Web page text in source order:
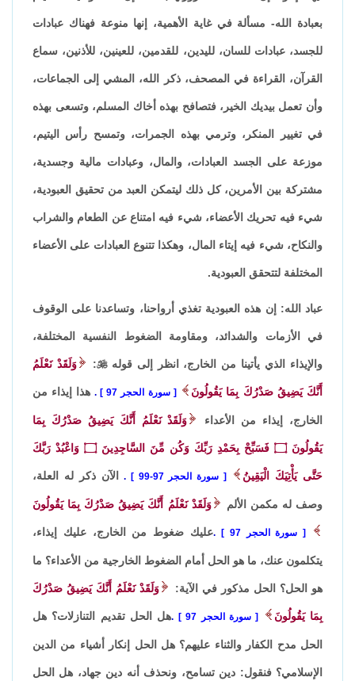
بعبادة الله- مسألة في غاية الأهمية، إنها منوعة فهناك عبادات
للجسد، عبادات للسان، لليدين، للقدمين، للعينين، للأذنين، سماع
القرآن، القراءة في المصحف، ذكر الله، المشي إلى الجماعات،
وأن تعمل بيديك الخير، فتصافح بهذه أخاك المسلم، وتسعى بهذه
في تغيير المنكر، وترمي بهذه الجمرات، وتمسح رأس اليتيم،
موزعة على الجسد العبادات، والمال، وعبادات مالية وجسدية،
مشتركة بين الأمرين، كل ذلك ليتمكن العبد من تحقيق العبودية،
شيء فيه تحريك الأعضاء، شيء فيه امتناع عن الطعام والشراب
والنكاح، شيء فيه إيتاء المال، وهكذا تتنوع العبادات على الأعضاء
المختلفة لتتحقق العبودية.
عباد الله: إن هذه العبودية تغذي أرواحنا، وتساعدنا على الوقوف
في الأزمات والشدائد، ومقاومة الضغوط النفسية المختلفة،
والإيذاء الذي يأتينا من الخارج، انظر إلى قوله
: وَلَقَدْ نَعْلَمُ
أَنَّكَ يَضِيقُ صَدْرُكَ بِمَا يَقُولُونَ سورة الحجر 97 . هذا إيذاء من
الخارج، إيذاء من الأعداء وَلَقَدْ نَعْلَمُ أَنَّكَ يَضِيقُ صَدْرُكَ بِمَا
يَقُولُونَ ۝ فَسَبِّحْ بِحَمْدِ رَبِّكَ وَكُن مِّنَ السَّاجِدِينَ ۝ وَاعْبُدْ رَبَّكَ
حَتَّى يَأْتِيَكَ الْيَقِينُ سورة الحجر 97-99 . الآن ذكر له العلة،
وصف له مكمن الألم وَلَقَدْ نَعْلَمُ أَنَّكَ يَضِيقُ صَدْرُكَ بِمَا يَقُولُونَ
سورة الحجر 97 .عليك ضغوط من الخارج، عليك إيذاء،
يتكلمون عنك، ما هو الحل أمام الضغوط الخارجية من الأعداء؟ ما
هو الحل؟ الحل مذكور في الآية: وَلَقَدْ نَعْلَمُ أَنَّكَ يَضِيقُ صَدْرُكَ
بِمَا يَقُولُونَ سورة الحجر 97 .هل الحل تقديم التنازلات؟ هل
الحل مدح الكفار والثناء عليهم؟ هل الحل إنكار أشياء من الدين
الإسلامي؟ فنقول: دين تسامح، ونحذف أنه دين جهاد، هل الحل